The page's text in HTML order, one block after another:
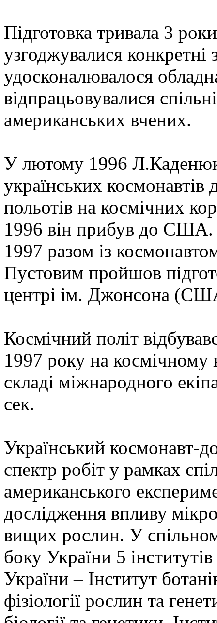
Підготовка тривала 3
узгоджувалися конкретні
удосконалювалося
відпрацьовувалися
американських вчених.
У лютому 1996
українських
польотів на космічних
1996 він прибув до США.
1997 разом із
Пустовим пройшов
центрі ім. Джонсона
Космічний політ
1997 року на космічному
складі міжнародного
сек.
Український космонавт-
спектр робіт у рамках
американського
дослідження впливу
вищих рослин. У
боку України 5
України – Інститут
фізіології рослин та